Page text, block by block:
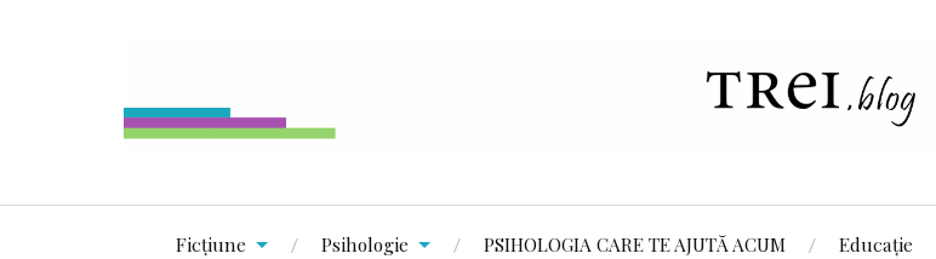
Ficțiune Psihologie PSIHOLOGIA CARE TE AJUTĂ ACUM Educație